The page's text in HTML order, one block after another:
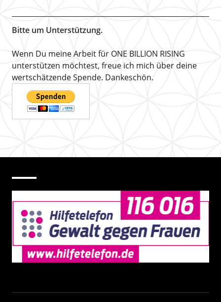
Bitte um Unterstützung.
Wenn Du meine Arbeit für ONE BILLION RISING
unterstützen möchtest, freue ich mich über deine
wertschätzende Spende. Dankeschön.